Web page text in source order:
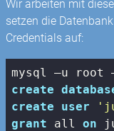
Wir arbeiten mit
setzen die
Credentials auf:
create
create
user
grant all on